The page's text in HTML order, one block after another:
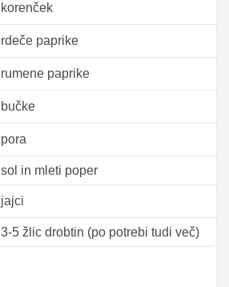
korenček
rdeče paprike
rumene paprike
bučke
pora
sol in mleti poper
jajci
3-5 žlic drobtin (po potrebi tudi več)